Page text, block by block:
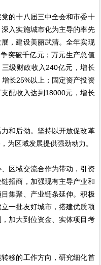
的十八届三中全会和市委十
入实施城市化为主导的率先
，建设美丽武清。全年实现
突破千亿元；万元生产总值
级财政收入240亿元，增长
长25%以上；固定资产投资
配收入达到18000元，增长
和后劲。坚持以开放促改革
为区域发展提供强劲动力。
区域交流合作为带动，引资
招商，加强现有主导产业和
集聚、产业链条延伸。积极
一批友好城市，搭建优质项
加大到位资金、实体项目考
移的工作方向，研究细化首